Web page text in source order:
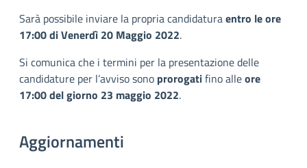
Sarà possibile inviare la propria candidaturaentro le ore
17:00 di Venerdì 20 Maggio 2022.
Si comunica che i termini per la presentazione delle
candidature per l’avviso sono prorogatifino alleore
17:00 del giorno 23 maggio 2022.
Aggiornamenti